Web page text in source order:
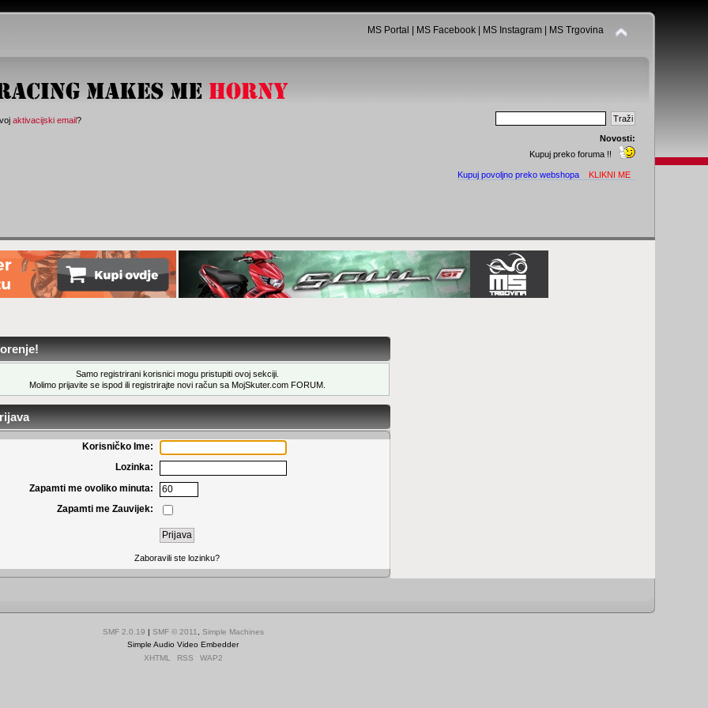
MS Portal MS Facebook| MS Instagram| MS Trgovina
aktivacijski email?
Novosti:
Kupuj preko foruma !!
Kupuj povoljno preko webshopa KLIKNI ME
Samo registrirani korisnici mogu pristupiti ovoj sekciji.
Molimo prijavite se ispod ili registrirajte novi računsa MojSkuter.com FORUM.
Korisničko Ime:
Lozinka:
Zapamti me ovoliko minuta:
Zapamti me Zauvijek:
Zaboravili ste lozinku?
SMF 2.0.19 | SMF © 2011
Simple Machines
Simple Audio Video Embedder
XHTML
RSS WAP2